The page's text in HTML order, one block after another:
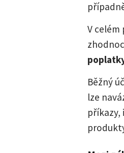
V
Běžný
lze